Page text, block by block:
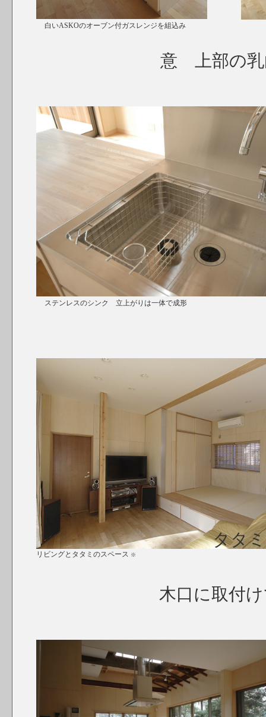
白いASKOのオーブン付ガスレンジを組込み
意 上部の
ステンレスのシンク 立上がりは一体で成形
リビングとタタミのスペース ※
タタミ
木口に取付